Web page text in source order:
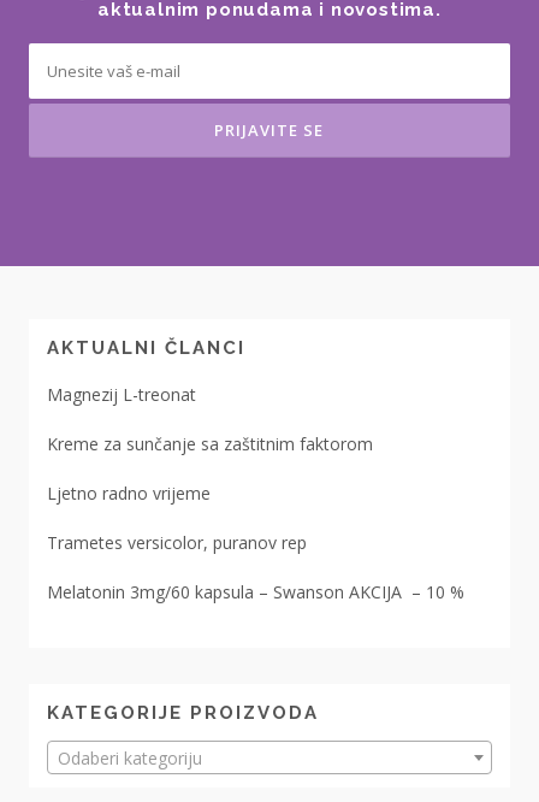
aktualnim ponudama i novostima.
AKTUALNI ČLANCI
Magnezij L-treonat
Kreme za sunčanje sa zaštitnim faktorom
Ljetno radno vrijeme
Trametes versicolor, puranov rep
Melatonin 3mg/60 kapsula – Swanson AKCIJA – 10 %
KATEGORIJE PROIZVODA
Odaberi kategoriju